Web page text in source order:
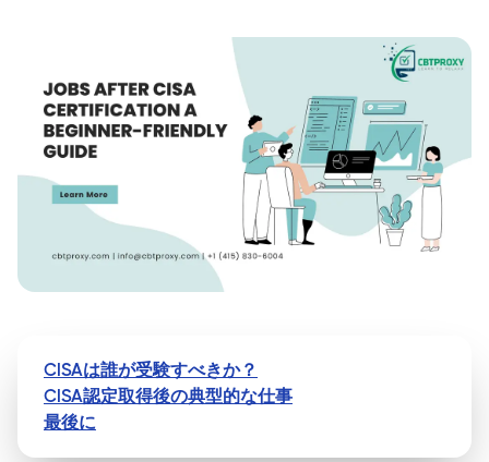
CISAは誰が受験すべきか？
CISA認定取得後の典型的な仕事
最後に